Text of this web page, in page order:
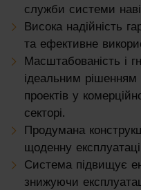
служби системи
Висока надійність
та ефективне
Масштабованість і
ідеальним рішенням
проектів у
секторі.
Продумана
щоденну
Система підвищує
знижуючи
Теплові насоси ERA
Реалізовані об'єкти
EMS
Техпідтримка
Вебінари
Про нас